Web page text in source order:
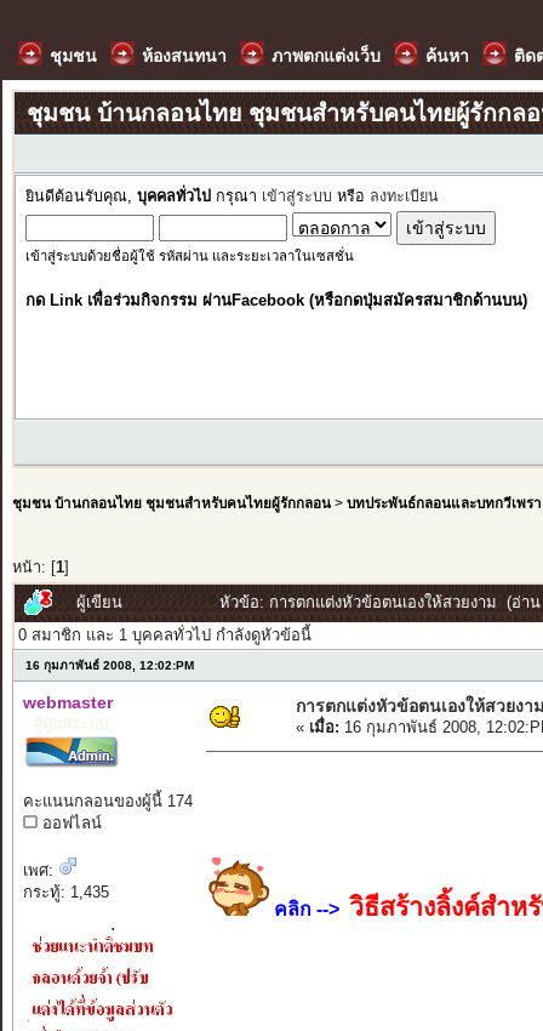
ชุมชน ห้องสนทนา ภาพตกแต่งเว็บ ค้นหา ติด
ชุมชน บ้านกลอนไทย ชุมชนสำหรับคนไทยผู้รักกล
ยินดีต้อนรับคุณ, บุคคลทั่วไป กรุณา เข้าสู่ระบบ หรือ ลงทะเบียน
เข้าสู่ระบบด้วยชื่อผู้ใช้ รหัสผ่าน และระยะเวลาในเซสชั่น
กด Link เพื่อร่วมกิจกรรม ผ่านFacebook (หรือกดปุ่มสมัครสมาชิกด้านบน)
ชุมชน บ้านกลอนไทย ชุมชนสำหรับคนไทยผู้รักกลอน> บทประพันธ์กลอนและบทกวีเพรา
หน้า: [ 1]
ผู้เขียน
หัวข้อ: การตกแต่งหัวข้อตนเองให้สวยงาม (อ่าน
0 สมาชิก และ 1 บุคคลทั่วไป กำลังดูหัวข้อนี้
16 กุมภาพันธ์ 2008, 12:02:PM
webmaster
คะแนนกลอนของผู้นี้ 174
ออฟไลน์
เพศ:
กระทู้: 1,435
การตกแต่งหัวข้อตนเองให้สวยงาม
« เมื่อ: 16 กุมภาพันธ์ 2008,
คลิก --> วิธีสร้างลิ้งค์สำห